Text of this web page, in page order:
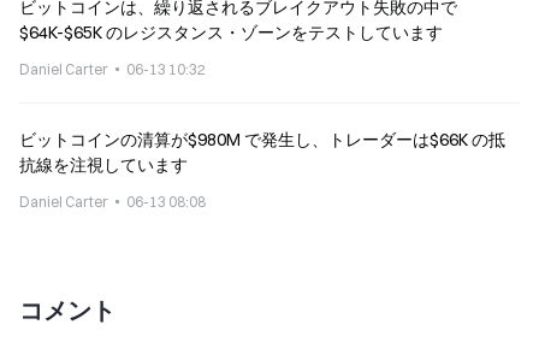
ビットコインは、繰り返されるブレイクアウト失敗の中で
$64K-$65K のレジスタンス・ゾーンをテストしています
Daniel Carter 06-13 10:32
ビットコインの清算が$980M で発生し、トレーダーは$66K の抵
抗線を注視しています
Daniel Carter 06-13 08:08
コメント